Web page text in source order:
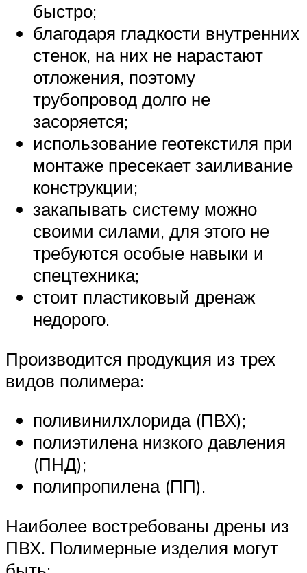
быстро;
благодаря гладкости внутренних
стенок, на них не нарастают
отложения, поэтому
трубопровод долго не
засоряется;
использование геотекстиля при
монтаже пресекает заиливание
конструкции;
закапывать систему можно
своими силами, для этого не
требуются особые навыки и
спецтехника;
стоит пластиковый дренаж
недорого.
Производится продукция из трех
видов полимера:
поливинилхлорида (ПВХ);
полиэтилена низкого давления
(ПНД);
полипропилена (ПП).
Наиболее востребованы дрены из
ПВХ. Полимерные изделия могут